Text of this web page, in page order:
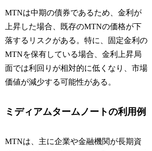
MTNは中期の債券であるため、金利が
上昇した場合、既存のMTNの価格が下
落するリスクがある。特に、固定金利の
MTNを保有している場合、金利上昇局
面では利回りが相対的に低くなり、市場
価値が減少する可能性がある。
ミディアムタームノートの利用例
MTNは、主に企業や金融機関が長期資